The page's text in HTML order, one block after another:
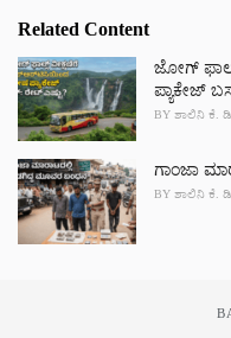
Related Content
ಜೋಗ್
ಪ್ಯಾಕೇಜ್
BY ಶಾಲಿನಿ ಕೆ. ಡಿ
ಗಾಂಜಾ
BY ಶಾಲಿನಿ ಕೆ. ಡಿ